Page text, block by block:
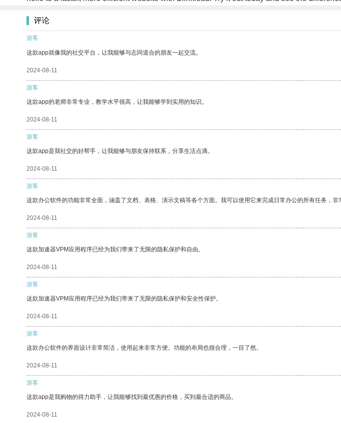
评论
游客
这款app就像我的社交平台，让我能够与志同道合的朋友一起交流。
2024-08-11
游客
这款app的老师非常专业，教学水平很高，让我能够学到实用的知识。
2024-08-11
游客
这款app是我社交的好帮手，让我能够与朋友保持联系，分享生活点滴。
2024-08-11
游客
这款办公软件的功能非常全面，涵盖了文档、表格、演示文稿等各个方面。我可以使用它来完成日常办公的所有任务，非
2024-08-11
游客
这款加速器VPM应用程序已经为我们带来了无限的隐私保护和自由。
2024-08-11
游客
这款加速器VPM应用程序已经为我们带来了无限的隐私保护和安全性保护。
2024-08-11
游客
这款办公软件的界面设计非常简洁，使用起来非常方便。功能的布局也很合理，一目了然。
2024-08-11
游客
这款app是我购物的得力助手，让我能够找到最优惠的价格，买到最合适的商品。
2024-08-11